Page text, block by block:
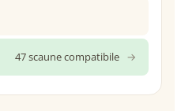
47 scaune compatibile →